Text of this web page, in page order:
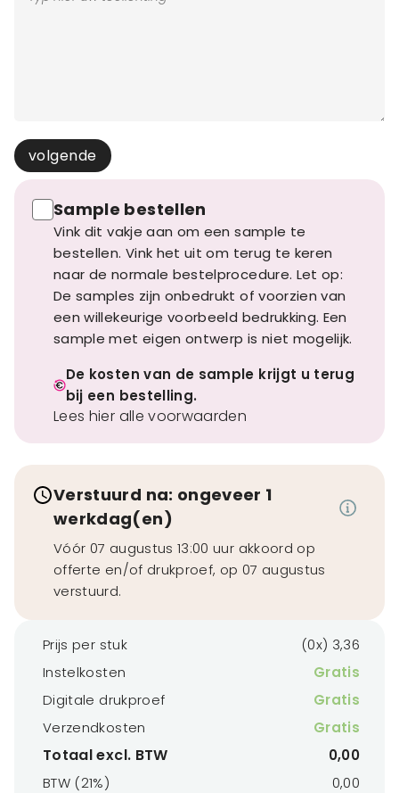
volgende
Sample bestellen
Vink dit vakje aan om een sample te
bestellen. Vink het uit om terug te keren
naar de normale bestelprocedure. Let op:
De samples zijn onbedrukt of voorzien van
een willekeurige voorbeeld bedrukking. Een
sample met eigen ontwerp is niet mogelijk.
De kosten van de sample krijgt u terug
bij een bestelling.
Lees hier alle voorwaarden
Verstuurd na: ongeveer 1
werkdag(en)
Vóór 07 augustus 13:00 uur akkoord op
offerte en/of drukproef, op 07 augustus
verstuurd.
Prijs per stuk
(0x) 3,36
Instelkosten
Gratis
Digitale drukproef
Gratis
Verzendkosten
Gratis
Totaal excl. BTW
0,00
BTW (21%)
0,00